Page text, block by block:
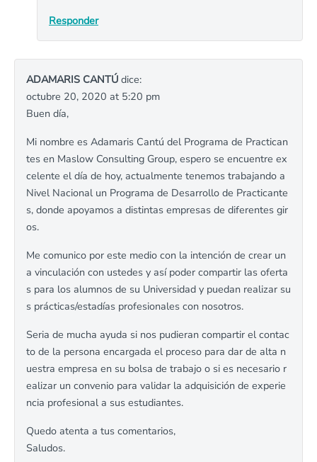
Responder
ADAMARIS CANTÚ dice:
octubre 20, 2020 at 5:20 pm
Buen día,
Mi nombre es Adamaris Cantú del Programa de Practican
tes en Maslow Consulting Group, espero se encuentre ex
celente el día de hoy, actualmente tenemos trabajando a
Nivel Nacional un Programa de Desarrollo de Practicante
s, donde apoyamos a distintas empresas de diferentes gir
os.
Me comunico por este medio con la intención de crear un
a vinculación con ustedes y así poder compartir las oferta
s para los alumnos de su Universidad y puedan realizar su
s prácticas/estadías profesionales con nosotros.
Seria de mucha ayuda si nos pudieran compartir el contac
to de la persona encargada el proceso para dar de alta n
uestra empresa en su bolsa de trabajo o si es necesario r
ealizar un convenio para validar la adquisición de experie
ncia profesional a sus estudiantes.
Quedo atenta a tus comentarios,
Saludos.